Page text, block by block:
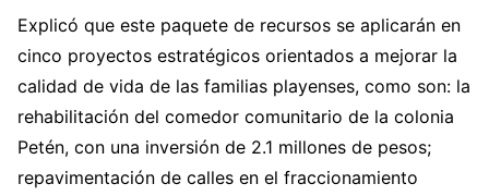
Explicó que este paquete de recursos se aplicarán en
cinco proyectos estratégicos orientados a mejorar la
calidad de vida de las familias playenses, como son: la
rehabilitación del comedor comunitario de la colonia
Petén, con una inversión de 2.1 millones de pesos;
repavimentación de calles en el fraccionamiento